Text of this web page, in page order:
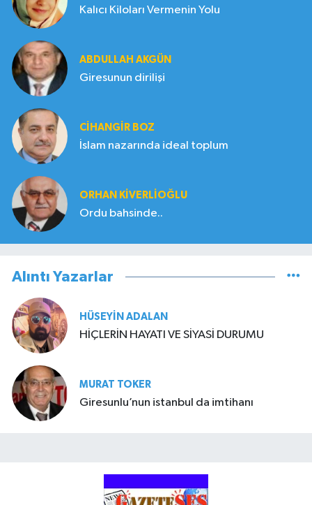
Kalıcı Kiloları Vermenin Yolu
ABDULLAH AKGÜN
Giresunun dirilişi
CIHANGIR BOZ
İslam nazarında ideal toplum
ORHAN KIVERLIOĞLU
Ordu bahsinde..
Alıntı Yazarlar
HÜSEYIN ADALAN
HİÇLERİN HAYATI VE SİYASİ DURUMU
MURAT TOKER
Giresunlu’nun istanbul da imtihanı